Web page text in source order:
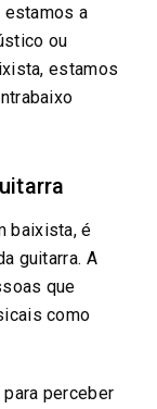
estamos a
ou
estamos
baixista, é
guitarra. A
que
como
para perceber